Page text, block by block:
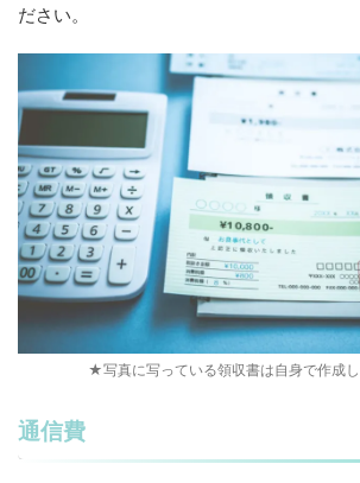
ださい。
★写真に写っている領収書は自身で作成し
通信費